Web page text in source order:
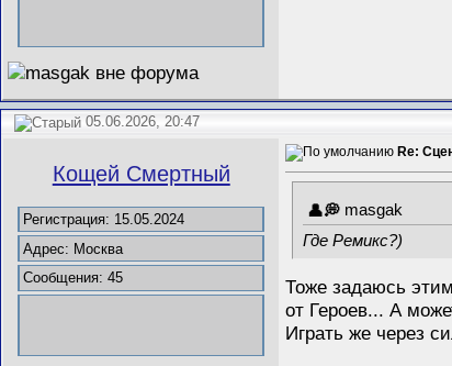
05.06.2026, 20:47
Кощей Смертный
Регистрация: 15.05.2024
Адрес: Москва
Сообщения: 45
Re:
masgak
Где Ремикс?)
Тоже задаюсь
от Героев... А
Играть же через